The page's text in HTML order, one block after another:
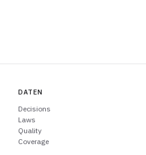
DATEN
Decisions
Laws
Quality
Coverage